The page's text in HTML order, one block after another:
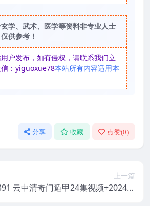
学、武术、医学等资料非专业人士
供参考！
户发布，如有侵权，请联系我们立
：yiguoxue78本站所有内容适用本
分享 收藏 点赞(0)
上一篇
云中清奇门遁甲24集视频+2024催